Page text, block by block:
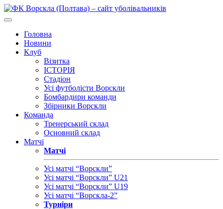
Головна
Новини
Клуб
Візитка
ІСТОРІЯ
Стадіон
Усі футболісти Ворскли
Бомбардири команди
Збірники Ворскли
Команда
Тренерський склад
Основний склад
Матчі
Матчі
Усі матчі “Ворскли”
Усі матчі “Ворскли” U21
Усі матчі “Ворскли” U19
Усі матчі “Ворскла-2”
Турніри